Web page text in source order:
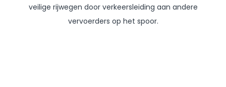
veilige rijwegen door verkeersleiding aan andere
vervoerders op het spoor.